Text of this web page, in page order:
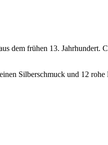
dem frühen 13. Jahrhundert.
Silberschmuck und 12